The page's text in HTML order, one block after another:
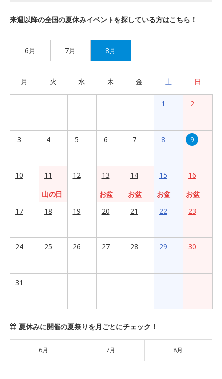
来週以降の全国の夏休みイベントを探している方はこちら！
6月 7月 8月
月 火 水 木 金 土 日
1 2
3 4 5 6 7 8 9
10
11
山の日
12
13
お盆
14
お盆
15
お盆
16
お盆
17
18 19 20 21 22 23
24 25 26 27 28 29 30
31
夏休みに開催の夏祭りを月ごとにチェック！
6月 7月 8月